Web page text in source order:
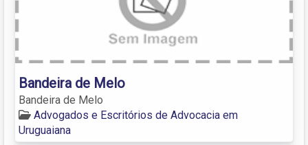
Bandeira de Melo
Bandeira de Melo
Advogados e Escritórios de Advocacia em
Uruguaiana